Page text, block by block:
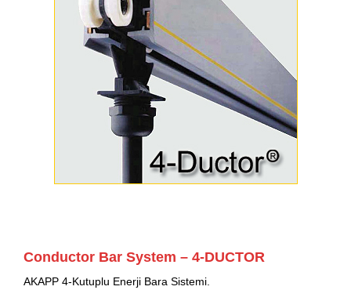
Conductor Bar System – 4-DUCTOR
AKAPP 4-Kutuplu Enerji Bara Sistemi.